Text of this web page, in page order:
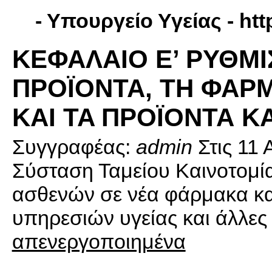
- Υπουργείο Υγείας -
ΚΕΦΑΛΑΙΟ Ε’
ΠΡΟΪΟΝΤΑ, ΤΗ
KAI TA ΠΡΟΪΟΝΤΑ
Συγγραφέας: admin Στις 11
Σύσταση Ταμείου
ασθενών σε νέα φάρμακα
υπηρεσιών υγείας και άλλες
απενεργοποιημένα